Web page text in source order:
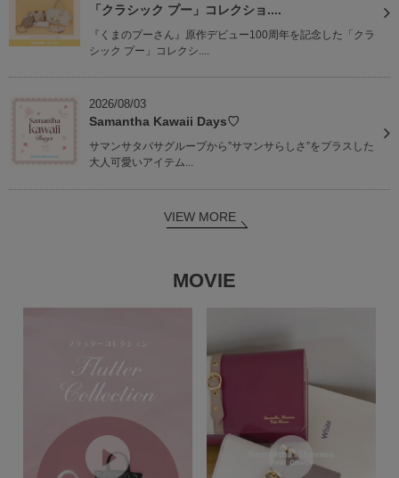
「クラシック プー」コレクショ....
『くまのプーさん』原作デビュー100周年を記念した「クラ
シック プー」コレクシ....
2026/08/03
Samantha Kawaii Days♡
サマンサタバサグループから”サマンサらしさ”をプラスした
大人可愛いアイテム...
VIEW MORE
MOVIE